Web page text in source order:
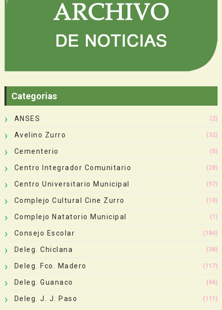
Categorias
ANSES (2)
Avelino Zurro (32)
Cementerio (5)
Centro Integrador Comunitario (28)
Centro Universitario Municipal (57)
Complejo Cultural Cine Zurro (10)
Complejo Natatorio Municipal (1)
Consejo Escolar (184)
Deleg. Chiclana (38)
Deleg. Fco. Madero (117)
Deleg. Guanaco (66)
Deleg. J. J. Paso (111)